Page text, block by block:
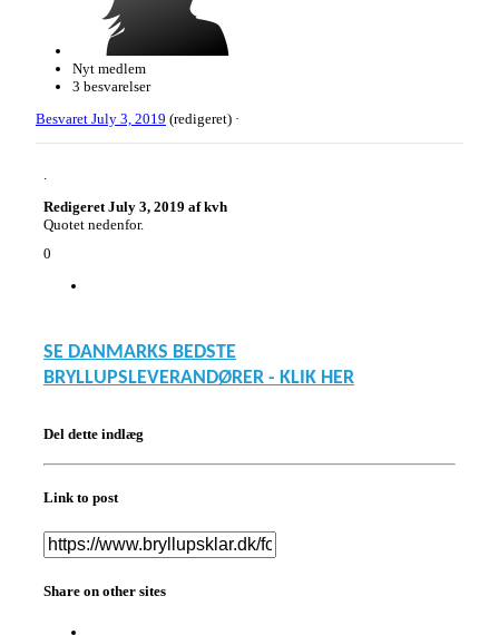
Nyt medlem
3 besvarelser
Besvaret July 3, 2019 (redigeret) ·
.
RedigeretJuly 3, 2019 af kvh
Quotet nedenfor.
0
SE DANMARKS BEDSTE
BRYLLUPSLEVERANDØRER - KLIK HER
Del dette indlæg
Link to post
Share on other sites